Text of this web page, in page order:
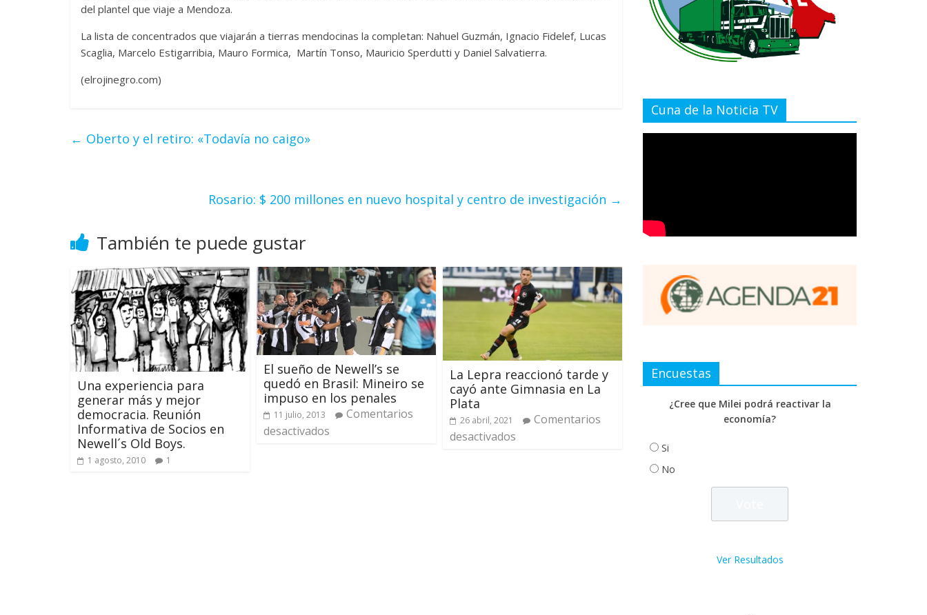
del plantel que viaje a Mendoza.
La lista de concentrados que viajarán a tierras mendocinas la completan: Nahuel Guzmán, Ignacio Fidelef, Lucas
Scaglia, Marcelo Estigarribia, Mauro Formica, Martín Tonso, Mauricio Sperdutti y Daniel Salvatierra.
(elrojinegro.com)
← Oberto y el retiro: «Todavía no caigo»
Rosario: $ 200 millones en nuevo hospital y centro de investigación →
También te puede gustar
Una experiencia para
generar más y mejor
democracia. Reunión
Informativa de Socios en
Newell´s Old Boys.
1 agosto, 2010 1
El sueño de Newell’s se
quedó en Brasil: Mineiro se
impuso en los penales
11 julio, 2013
Comentarios
desactivados
La Lepra reaccionó tarde y
cayó ante Gimnasia en La
Plata
26 abril, 2021
Comentarios
desactivados
Cuna de la Noticia TV
Encuestas
¿Cree que Milei podrá reactivar la
economía?
Si
No
Ver Resultados